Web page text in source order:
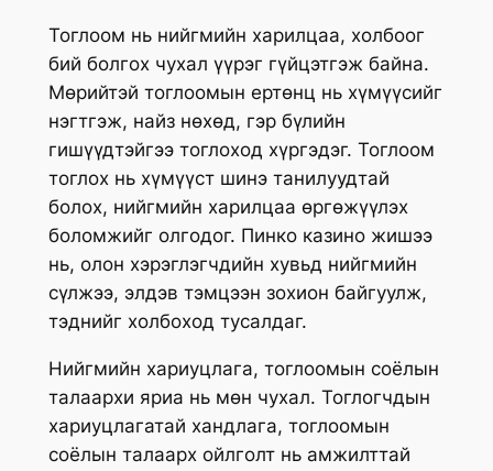
Тоглоом нь нийгмийн харилцаа, холбоог
бий болгох чухал үүрэг гүйцэтгэж байна.
Мөрийтэй тоглоомын ертөнц нь хүмүүсийг
нэгтгэж, найз нөхөд, гэр бүлийн
гишүүдтэйгээ тоглоход хүргэдэг. Тоглоом
тоглох нь хүмүүст шинэ танилуудтай
болох, нийгмийн харилцаа өргөжүүлэх
боломжийг олгодог. Пинко казино жишээ
нь, олон хэрэглэгчдийн хувьд нийгмийн
сүлжээ, элдэв тэмцээн зохион байгуулж,
тэднийг холбоход тусалдаг.
Нийгмийн хариуцлага, тоглоомын соёлын
талаархи яриа нь мөн чухал. Тоглогчдын
хариуцлагатай хандлага, тоглоомын
соёлын талаарх ойлголт нь амжилттай